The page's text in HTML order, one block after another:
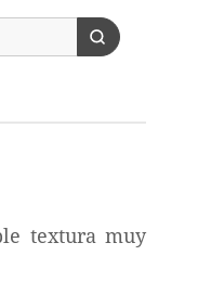
textura muy